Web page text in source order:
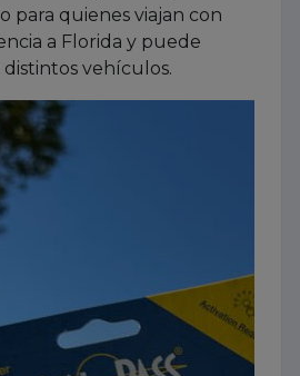
para quienes viajan con
a Florida y puede
vehículos.